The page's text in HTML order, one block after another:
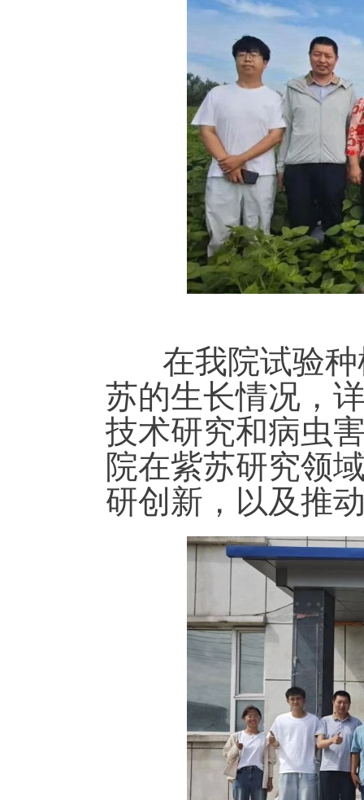
在我院试验种
苏的生长情况，
技术研究和病虫
院在紫苏研究领
研创新，以及推